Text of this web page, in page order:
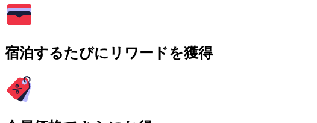
宿泊するたびにリワードを獲得